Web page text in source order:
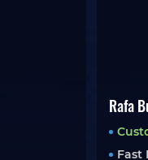
Rafa
Fast